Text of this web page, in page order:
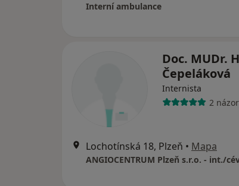
Interní ambulance
Doc. MUDr.
Čepeláková
Internista
2
Lochotínská 18, Plzeň • Mapa
ANGIOCENTRUM Plzeň s.r.o. - int./